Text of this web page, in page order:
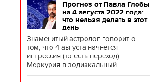
Прогноз от Павла Глобы
на 4 августа 2022 года:
что нельзя делать в этот
день
Знаменитый астролог говорит о
том, что 4 августа начнется
ингрессия (то есть переход)
Меркурия в зодиакальный ...